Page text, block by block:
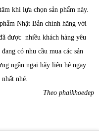
khi lựa chọn sản phẩm này.
Nhật Bản chính hãng với
được nhiều khách hàng yêu
có nhu cầu mua các sản
ngần ngại hãy liên hệ ngay
nhé.
Theo phaikhoedep